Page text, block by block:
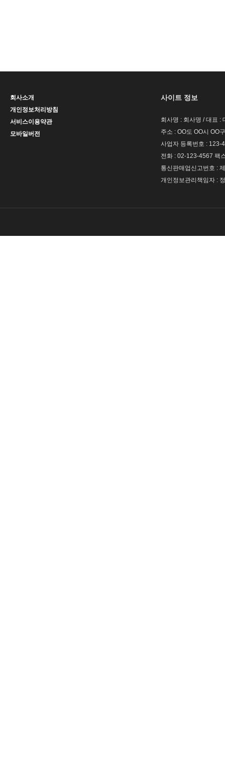
회사소개
개인정보처리방침
서비스이용약관
모바일버전
사이트 정보
회사명 : 회사명 / 대표 :
주소 : OO도 OO시 OO
사업자 등록번호 : 123-
전화 : 02-123-4567 팩
통신판매업신고번호 :
개인정보관리책임자 :